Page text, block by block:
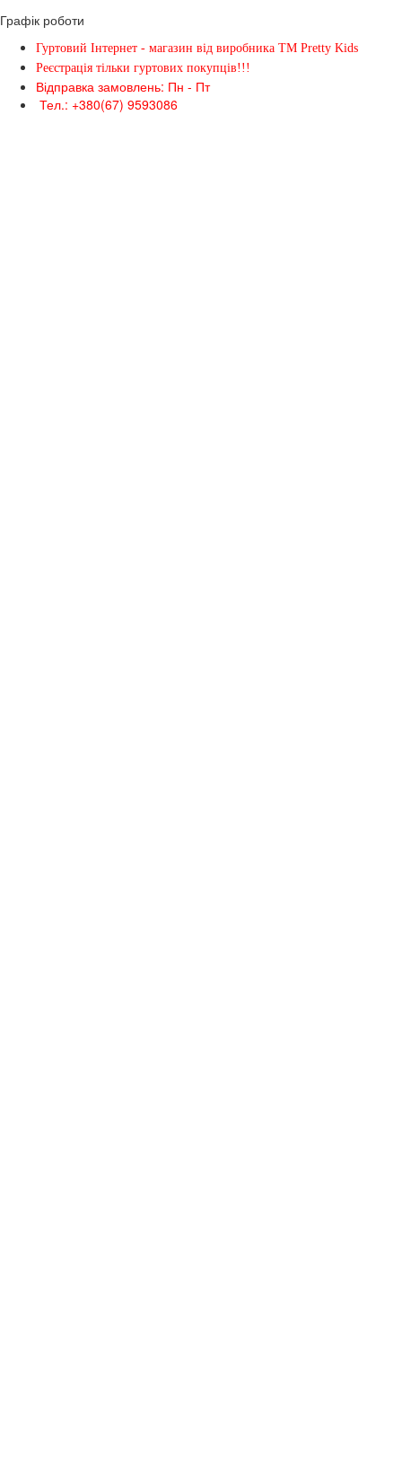
Графік роботи
Гуртовий Інтернет - магазин від виробника ТМ Pretty Kids
Реєстрація тільки гуртових покупців!!!
Відправка замовлень: Пн - Пт
Тел.: +380(67) 9593086